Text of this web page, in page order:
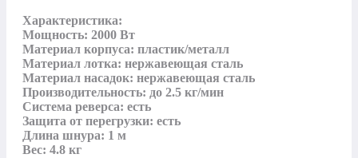
Характеристика:
Мощность: 2000 Вт
Материал корпуса: пластик/металл
Материал лотка: нержавеющая сталь
Материал насадок: нержавеющая сталь
Производительность: до 2.5 кг/мин
Система реверса: есть
Защита от перегрузки: есть
Длина шнура: 1 м
Вес: 4.8 кг